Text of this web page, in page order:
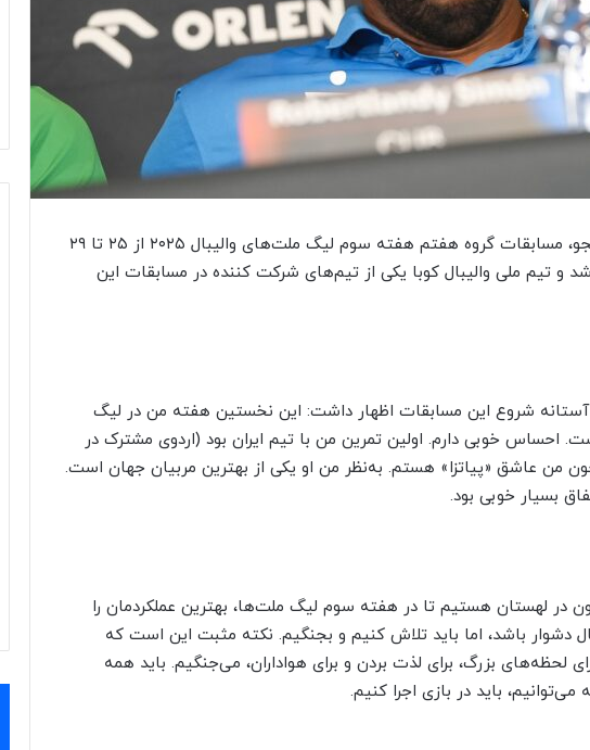
به گزارش گروه ورزشی خبرگزاری دانشجو، مسابقات گروه هفتم هفته سوم لیگ ملت‌های والیبال ۲۰۲۵ از ۲۵ تا ۲۹
و تیم ملی والیبال کوبا یکی از تیم‌های شرکت کننده در مسابقات این
آستانه شروع این مسابقات اظهار داشت: این نخستین هفته من در لیگ
خوبی دارم. اولین تمرین من با تیم ایران بود (اردوی مشترک در
من عاشق «پیاتزا» هستم. به‌نظر من او یکی از بهترین مربیان جهان است.
بسیار خوبی بود.
در لهستان هستیم تا در هفته سوم لیگ ملت‌ها، بهترین عملکردمان را
دشوار باشد، اما باید تلاش کنیم و بجنگیم. نکته مثبت این است که
لحظه‌های بزرگ، برای لذت بردن و برای هواداران، می‌جنگیم. باید همه
باید در بازی اجرا کنیم.